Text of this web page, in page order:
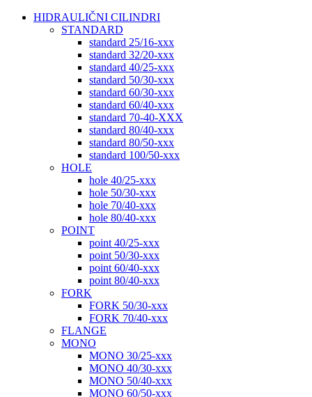
HIDRAULIČNI CILINDRI
STANDARD
standard 25/16-xxx
standard 32/20-xxx
standard 40/25-xxx
standard 50/30-xxx
standard 60/30-xxx
standard 60/40-xxx
standard 70-40-XXX
standard 80/40-xxx
standard 80/50-xxx
standard 100/50-xxx
HOLE
hole 40/25-xxx
hole 50/30-xxx
hole 70/40-xxx
hole 80/40-xxx
POINT
point 40/25-xxx
point 50/30-xxx
point 60/40-xxx
point 80/40-xxx
FORK
FORK 50/30-xxx
FORK 70/40-xxx
FLANGE
MONO
MONO 30/25-xxx
MONO 40/30-xxx
MONO 50/40-xxx
MONO 60/50-xxx